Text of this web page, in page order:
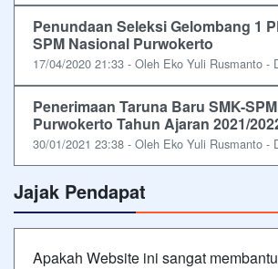
Penundaan Seleksi Gelombang 1
SPM Nasional Purwokerto
17/04/2020 21:33 - Oleh Eko Yuli Rusmanto -
Penerimaan Taruna Baru SMK-
Purwokerto Tahun Ajaran 2021/
30/01/2021 23:38 - Oleh Eko Yuli Rusmanto -
Jajak Pendapat
Apakah Website ini sangat